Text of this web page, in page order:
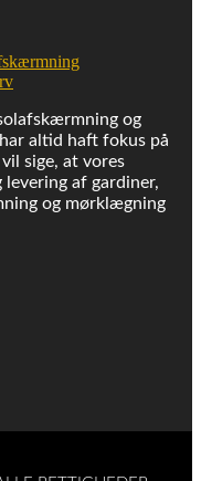
og
altid haft fokus på
sige, at vores
af gardiner,
og mørklægning